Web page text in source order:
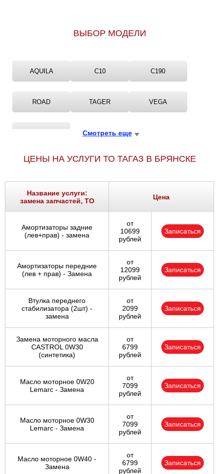
ВЫБОР МОДЕЛИ
AQUILA C10 C190
ROAD TAGER VEGA
Смотреть еще
ЦЕНЫ НА УСЛУГИ ТО ТАГАЗ В БРЯНСКЕ
Название услуги:
замена запчастей, ТО
Цена
Амортизаторы задние
(лев+прав) - замена
от
10699
рублей
Записаться
Амортизаторы передние
(лев + прав) - Замена
от
12099
рублей
Записаться
Втулка переднего
стабилизатора (2шт) -
замена
от
2099
рублей
Записаться
Замена моторного масла
CASTROL 0W30
(синтетика)
от
6799
рублей
Записаться
Масло моторное 0W20
Lemarc - Замена
от
7099
рублей
Записаться
Масло моторное 0W30
Lemarc - Замена
от
7099
рублей
Записаться
Масло моторное 0W40 -
Замена
от
6799
рублей
Записаться